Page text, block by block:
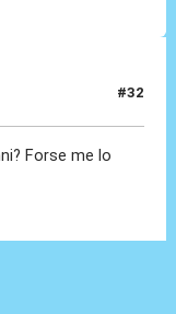
#32
Forse me lo